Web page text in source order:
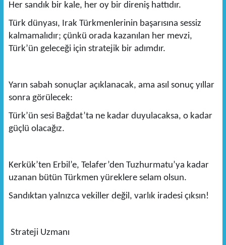
Her sandık bir kale, her oy bir direniş hattıdır.
Türk dünyası, Irak Türkmenlerinin başarısına sessiz
kalmamalıdır; çünkü orada kazanılan her mevzi,
Türk’ün geleceği için stratejik bir adımdır.
Yarın sabah sonuçlar açıklanacak, ama asıl sonuç yıllar
sonra görülecek:
Türk’ün sesi Bağdat’ta ne kadar duyulacaksa, o kadar
güçlü olacağız.
Kerkük’ten Erbil’e, Telafer’den Tuzhurmatu’ya kadar
uzanan bütün Türkmen yüreklere selam olsun.
Sandıktan yalnızca vekiller değil, varlık iradesi çıksın!
Strateji Uzmanı